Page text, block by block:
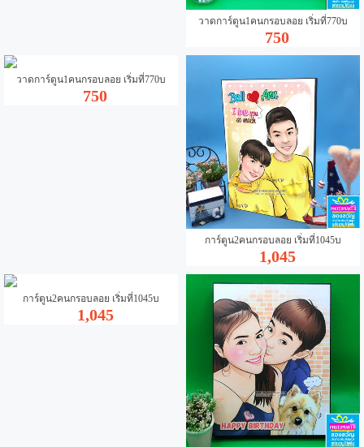
วาดการ์ตูน1คนกรอบลอย เริ่มที่770บ
750
วาดการ์ตูน1คนกรอบลอย เริ่มที่770บ
750
การ์ตูน2คนกรอบลอย เริ่มที่1045บ
1,045
การ์ตูน2คนกรอบลอย เริ่มที่1045บ
1,045